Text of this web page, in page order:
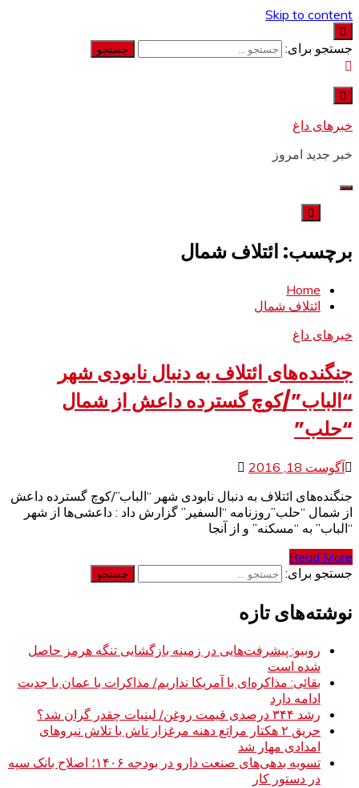
Skip to content
جستجو برای:
خبرهای داغ
خبر جدید امروز
برچسب: ائتلاف شمال
Home
ائتلاف شمال
خبرهای داغ
جنگنده‌های ائتلاف به دنبال نابودی شهر
“الباب”/کوچ گسترده داعش از شمال
“حلب”
آگوست 18, 2016
جنگنده‌های ائتلاف به دنبال نابودی شهر “الباب”/کوچ گسترده داعش
از شمال “حلب”روزنامه “السفیر” گزارش داد : داعشی‌ها از شهر
“الباب” به “مسکنه” و از آنجا
Read More
جستجو برای:
نوشته‌های تازه
روبیو: پیشرفت‌هایی در زمینه بازگشایی تنگه هرمز حاصل
شده است
بقائی: مذاکره‌ای با آمریکا نداریم/ مذاکرات با عمان با جدیت
ادامه دارد
رشد ۳۴۴ درصدی قیمت روغن/ لبنیات چقدر گران شد؟
حریق ۲ هکتار مراتع دهنه مرغزار تاش با تلاش نیروهای
امدادی مهار شد
تسویه بدهی‌های صنعت دارو در بودجه ۱۴۰۶؛ اصلاح بانک سپه
در دستور کار